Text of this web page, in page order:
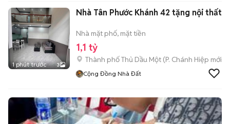
1 phút trước 3
Nhà Tân Phước Khánh 42 tặng nội thất
Nhà mặt phố, mặt tiền
1,1 tỷ
Thành phố Thủ Dầu Một (P. Chánh Hiệp mới)
Cộng Đồng Nhà Đất